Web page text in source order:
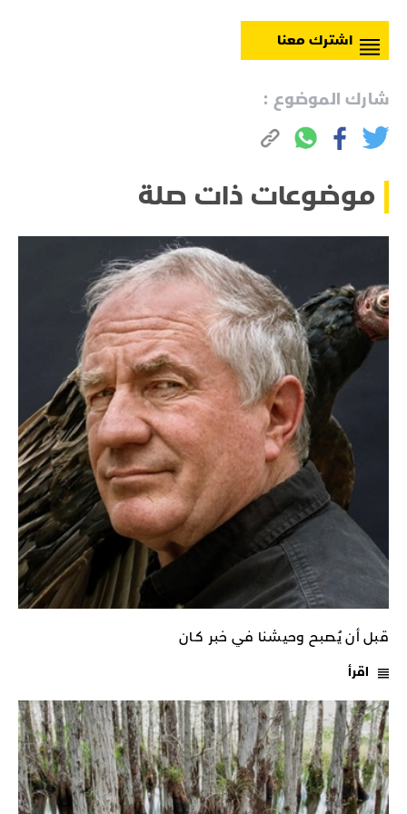
اشترك معنا
شارك الموضوع :
موضوعات ذات صلة
قبل أن يُصبح وحيشنا في خبر كـان
اقرأ